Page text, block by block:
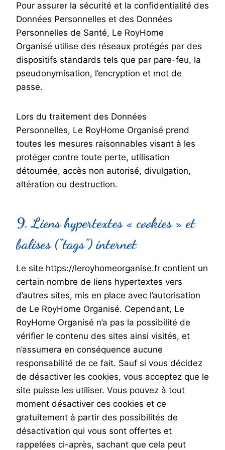
Pour assurer la sécurité et la confidentialité des
Données Personnelles et des Données
Personnelles de Santé, Le RoyHome
Organisé utilise des réseaux protégés par des
dispositifs standards tels que par pare-feu, la
pseudonymisation, l’encryption et mot de
passe.
Lors du traitement des Données
Personnelles, Le RoyHome Organisé prend
toutes les mesures raisonnables visant à les
protéger contre toute perte, utilisation
détournée, accès non autorisé, divulgation,
altération ou destruction.
9. Liens hypertextes « cookies » et
balises (“tags”) internet
Le site https://leroyhomeorganise.fr contient un
certain nombre de liens hypertextes vers
d’autres sites, mis en place avec l’autorisation
de Le RoyHome Organisé. Cependant, Le
RoyHome Organisé n’a pas la possibilité de
vérifier le contenu des sites ainsi visités, et
n’assumera en conséquence aucune
responsabilité de ce fait. Sauf si vous décidez
de désactiver les cookies, vous acceptez que le
site puisse les utiliser. Vous pouvez à tout
moment désactiver ces cookies et ce
gratuitement à partir des possibilités de
désactivation qui vous sont offertes et
rappelées ci-après, sachant que cela peut